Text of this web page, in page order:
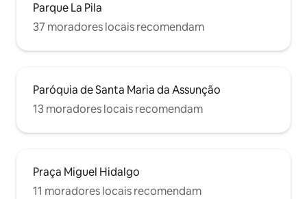
Parque La Pila
37 moradores locais recomendam
Paróquia de Santa Maria da Assunção
13 moradores locais recomendam
Praça Miguel Hidalgo
11 moradores locais recomendam